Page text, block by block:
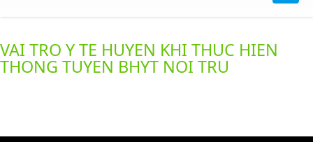
VAI TRO Y TE HUYEN KHI THUC HIEN
THONG TUYEN BHYT NOI TRU